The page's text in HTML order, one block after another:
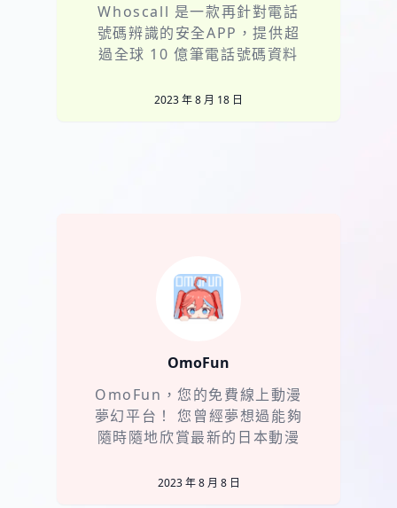
Whoscall 是一款再針對電話
號碼辨識的安全APP，提供超
過全球 10 億筆電話號碼資料
2023 年 8 月 18 日
OmoFun
OmoFun，您的免費線上動漫
夢幻平台！ 您曾經夢想過能夠
隨時隨地欣賞最新的日本動漫
2023 年 8 月 8 日